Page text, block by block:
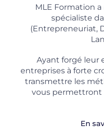
MLE Formation
spécialiste
(Entrepreneuriat,
Ayant forgé leur
entreprises à forte
transmettre les
vous permettront
En